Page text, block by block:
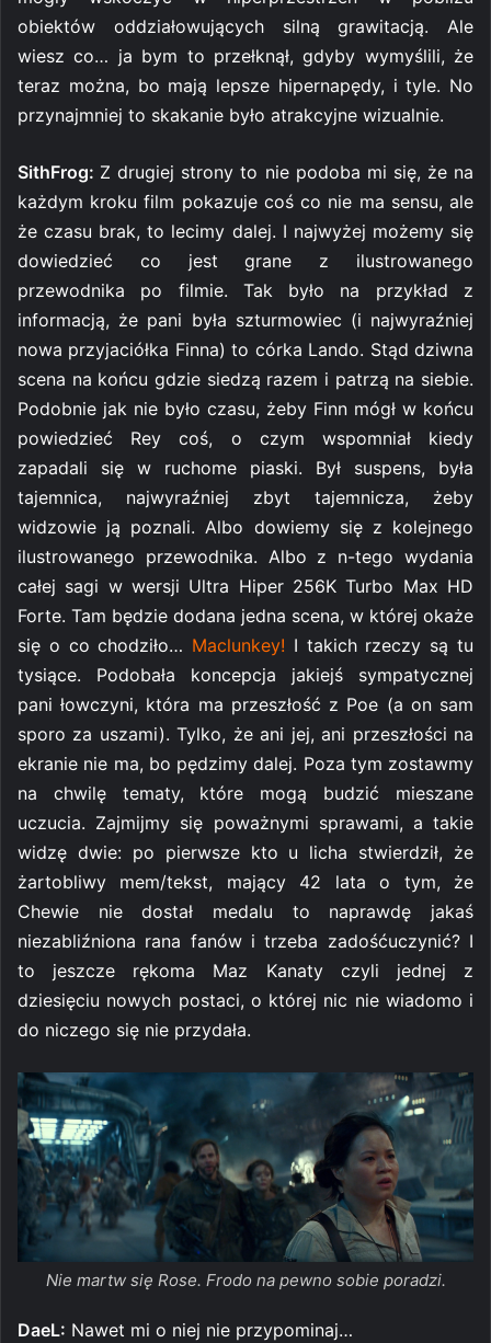
obiektów oddziałowujących silną grawitacją. Ale
wiesz co… ja bym to przełknął, gdyby wymyślili, że
teraz można, bo mają lepsze hipernapędy, i tyle. No
przynajmniej to skakanie było atrakcyjne wizualnie.
SithFrog: Z drugiej strony to nie podoba mi się, że na
każdym kroku film pokazuje coś co nie ma sensu, ale
że czasu brak, to lecimy dalej. I najwyżej możemy się
dowiedzieć co jest grane z ilustrowanego
przewodnika po filmie. Tak było na przykład z
informacją, że pani była szturmowiec (i najwyraźniej
nowa przyjaciółka Finna) to córka Lando. Stąd dziwna
scena na końcu gdzie siedzą razem i patrzą na siebie.
Podobnie jak nie było czasu, żeby Finn mógł w końcu
powiedzieć Rey coś, o czym wspomniał kiedy
zapadali się w ruchome piaski. Był suspens, była
tajemnica, najwyraźniej zbyt tajemnicza, żeby
widzowie ją poznali. Albo dowiemy się z kolejnego
ilustrowanego przewodnika. Albo z n-tego wydania
całej sagi w wersji Ultra Hiper 256K Turbo Max HD
Forte. Tam będzie dodana jedna scena, w której okaże
się o co chodziło… Maclunkey! I takich rzeczy są tu
tysiące. Podobała koncepcja jakiejś sympatycznej
pani łowczyni, która ma przeszłość z Poe (a on sam
sporo za uszami). Tylko, że ani jej, ani przeszłości na
ekranie nie ma, bo pędzimy dalej. Poza tym zostawmy
na chwilę tematy, które mogą budzić mieszane
uczucia. Zajmijmy się poważnymi sprawami, a takie
widzę dwie: po pierwsze kto u licha stwierdził, że
żartobliwy mem/tekst, mający 42 lata o tym, że
Chewie nie dostał medalu to naprawdę jakaś
niezabliźniona rana fanów i trzeba zadośćuczynić? I
to jeszcze rękoma Maz Kanaty czyli jednej z
dziesięciu nowych postaci, o której nic nie wiadomo i
do niczego się nie przydała.
Nie martw się Rose. Frodo na pewno sobie poradzi.
DaeL: Nawet mi o niej nie przypominaj…